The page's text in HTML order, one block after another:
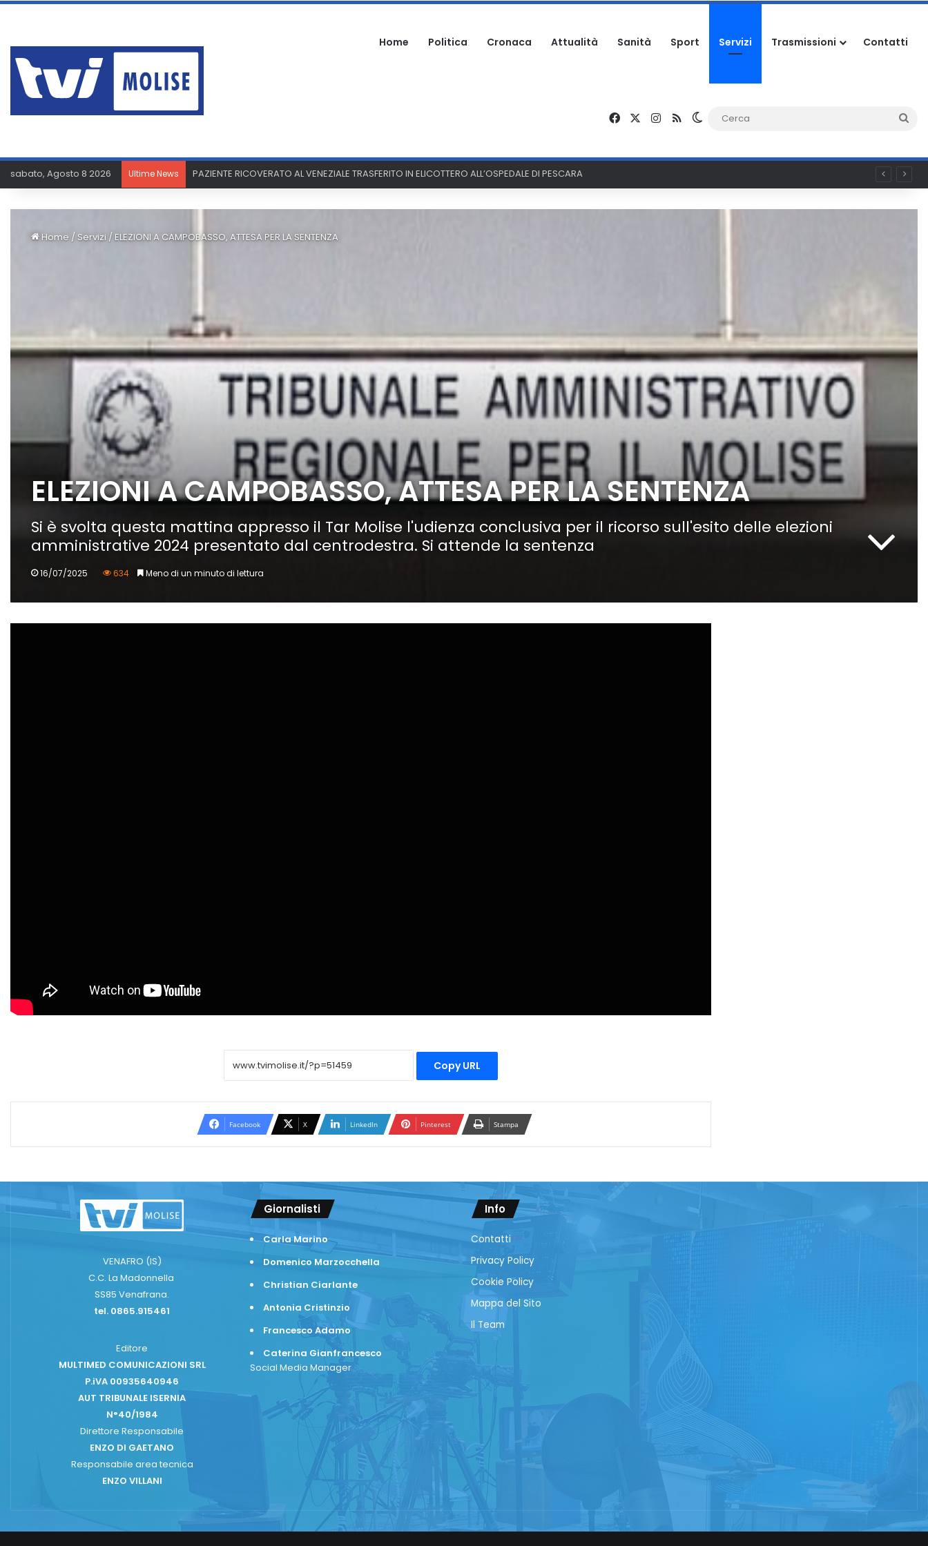
Home Politica Cronaca Attualità Sanità Sport Servizi Trasmissioni Contatti
FacebookInstagram
RSS Cambia aspetto
sabato, Agosto 8 2026 Ultime News ERA AI DOMICILIARI MA PARTECIPA ALLA SAGRA: DENUNCIATO
Home /Servizi /ELEZIONI A CAMPOBASSO, ATTESA PER LA SENTENZA
ELEZIONI A CAMPOBASSO, ATTESA PER LA SENTENZA
Si è svolta questa mattina appresso il Tar Molise l'udienza conclusiva per il ricorso sull'esito delle elezioni
amministrative 2024 presentato dal centrodestra. Si attende la sentenza
16/07/2025 634 Meno di un minuto di lettura
Copy URL
Facebook X LinkedIn Pinterest Stampa
VENAFRO (IS)
C.C. La Madonnella
SS85 Venafrana.
tel. 0865.915461
Editore
MULTIMED COMUNICAZIONI SRL
P.iVA 00935640946
AUT TRIBUNALE ISERNIA
N°40/1984
Direttore Responsabile
ENZO DI GAETANO
Responsabile area tecnica
ENZO VILLANI
Giornalisti
Carla Marino
Domenico Marzocchella
Christian Ciarlante
Antonia Cristinzio
Francesco Adamo
Caterina Gianfrancesco
Social Media Manager
Info
Contatti
Privacy Policy
Cookie Policy
Mappa del Sito
Il Team